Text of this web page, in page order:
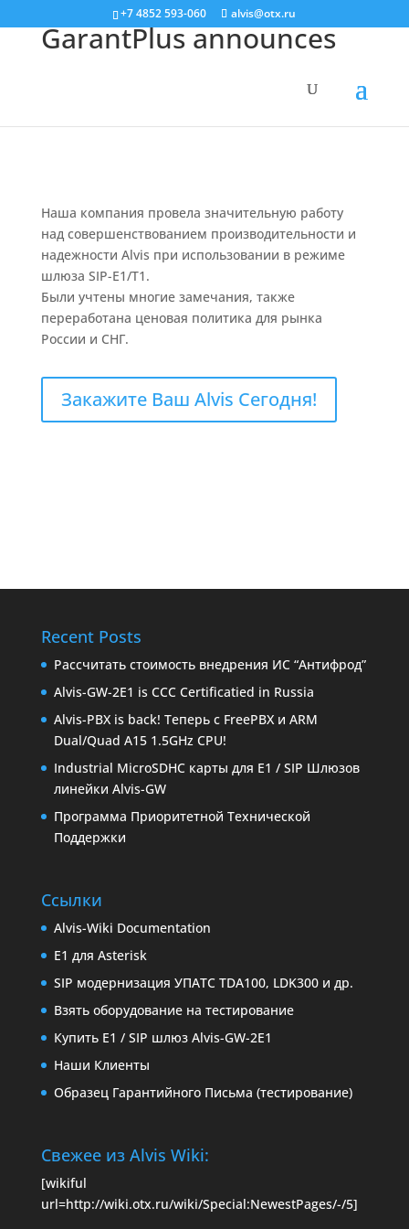
+7 4852 593-060 alvis@otx.ru
GarantPlus announces
Наша компания провела значительную работу
над совершенствованием производительности и
надежности Alvis при использовании в режиме
шлюза SIP-E1/T1.
Были учтены многие замечания, также
переработана ценовая политика для рынка
России и СНГ.
Закажите Ваш Alvis Сегодня!
Recent Posts
Рассчитать стоимость внедрения ИС “Антифрод”
Alvis-GW-2E1 is CCC Сertificatied in Russia
Alvis-PBX is back! Теперь с FreePBX и ARM
Dual/Quad A15 1.5GHz CPU!
Industrial MicroSDHC карты для E1 / SIP Шлюзов
линейки Alvis-GW
Программа Приоритетной Технической
Поддержки
Ссылки
Alvis-Wiki Documentation
E1 для Asterisk
SIP модернизация УПАТС TDA100, LDK300 и др.
Взять оборудование на тестирование
Купить E1 / SIP шлюз Alvis-GW-2E1
Наши Клиенты
Образец Гарантийного Письма (тестирование)
Свежее из Alvis Wiki:
[wikiful
url=http://wiki.otx.ru/wiki/Special:NewestPages/-/5]